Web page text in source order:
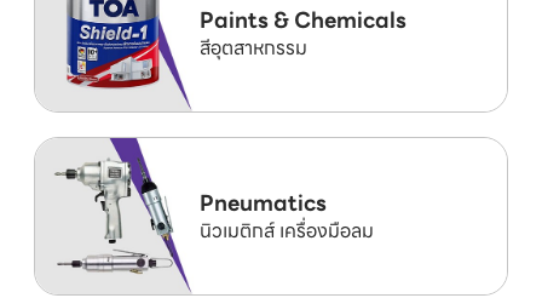
Paints & Chemicals
สีอุตสาหกรรม
Pneumatics
นิวเมติกส์ เครื่องมือลม